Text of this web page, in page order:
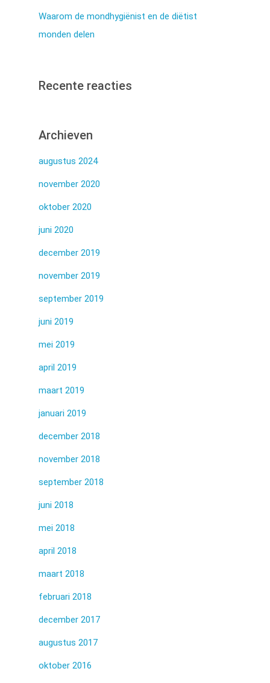
Waarom de mondhygiënist en de diëtist
monden delen
Recente reacties
Archieven
augustus 2024
november 2020
oktober 2020
juni 2020
december 2019
november 2019
september 2019
juni 2019
mei 2019
april 2019
maart 2019
januari 2019
december 2018
november 2018
september 2018
juni 2018
mei 2018
april 2018
maart 2018
februari 2018
december 2017
augustus 2017
oktober 2016